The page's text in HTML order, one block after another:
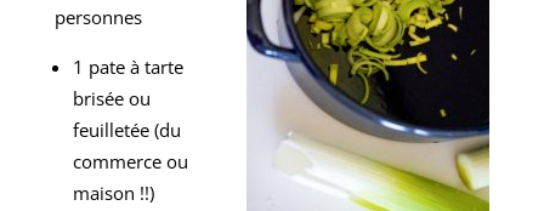
personnes
1 pate à tarte
brisée ou
feuilletée (du
commerce ou
maison !!)